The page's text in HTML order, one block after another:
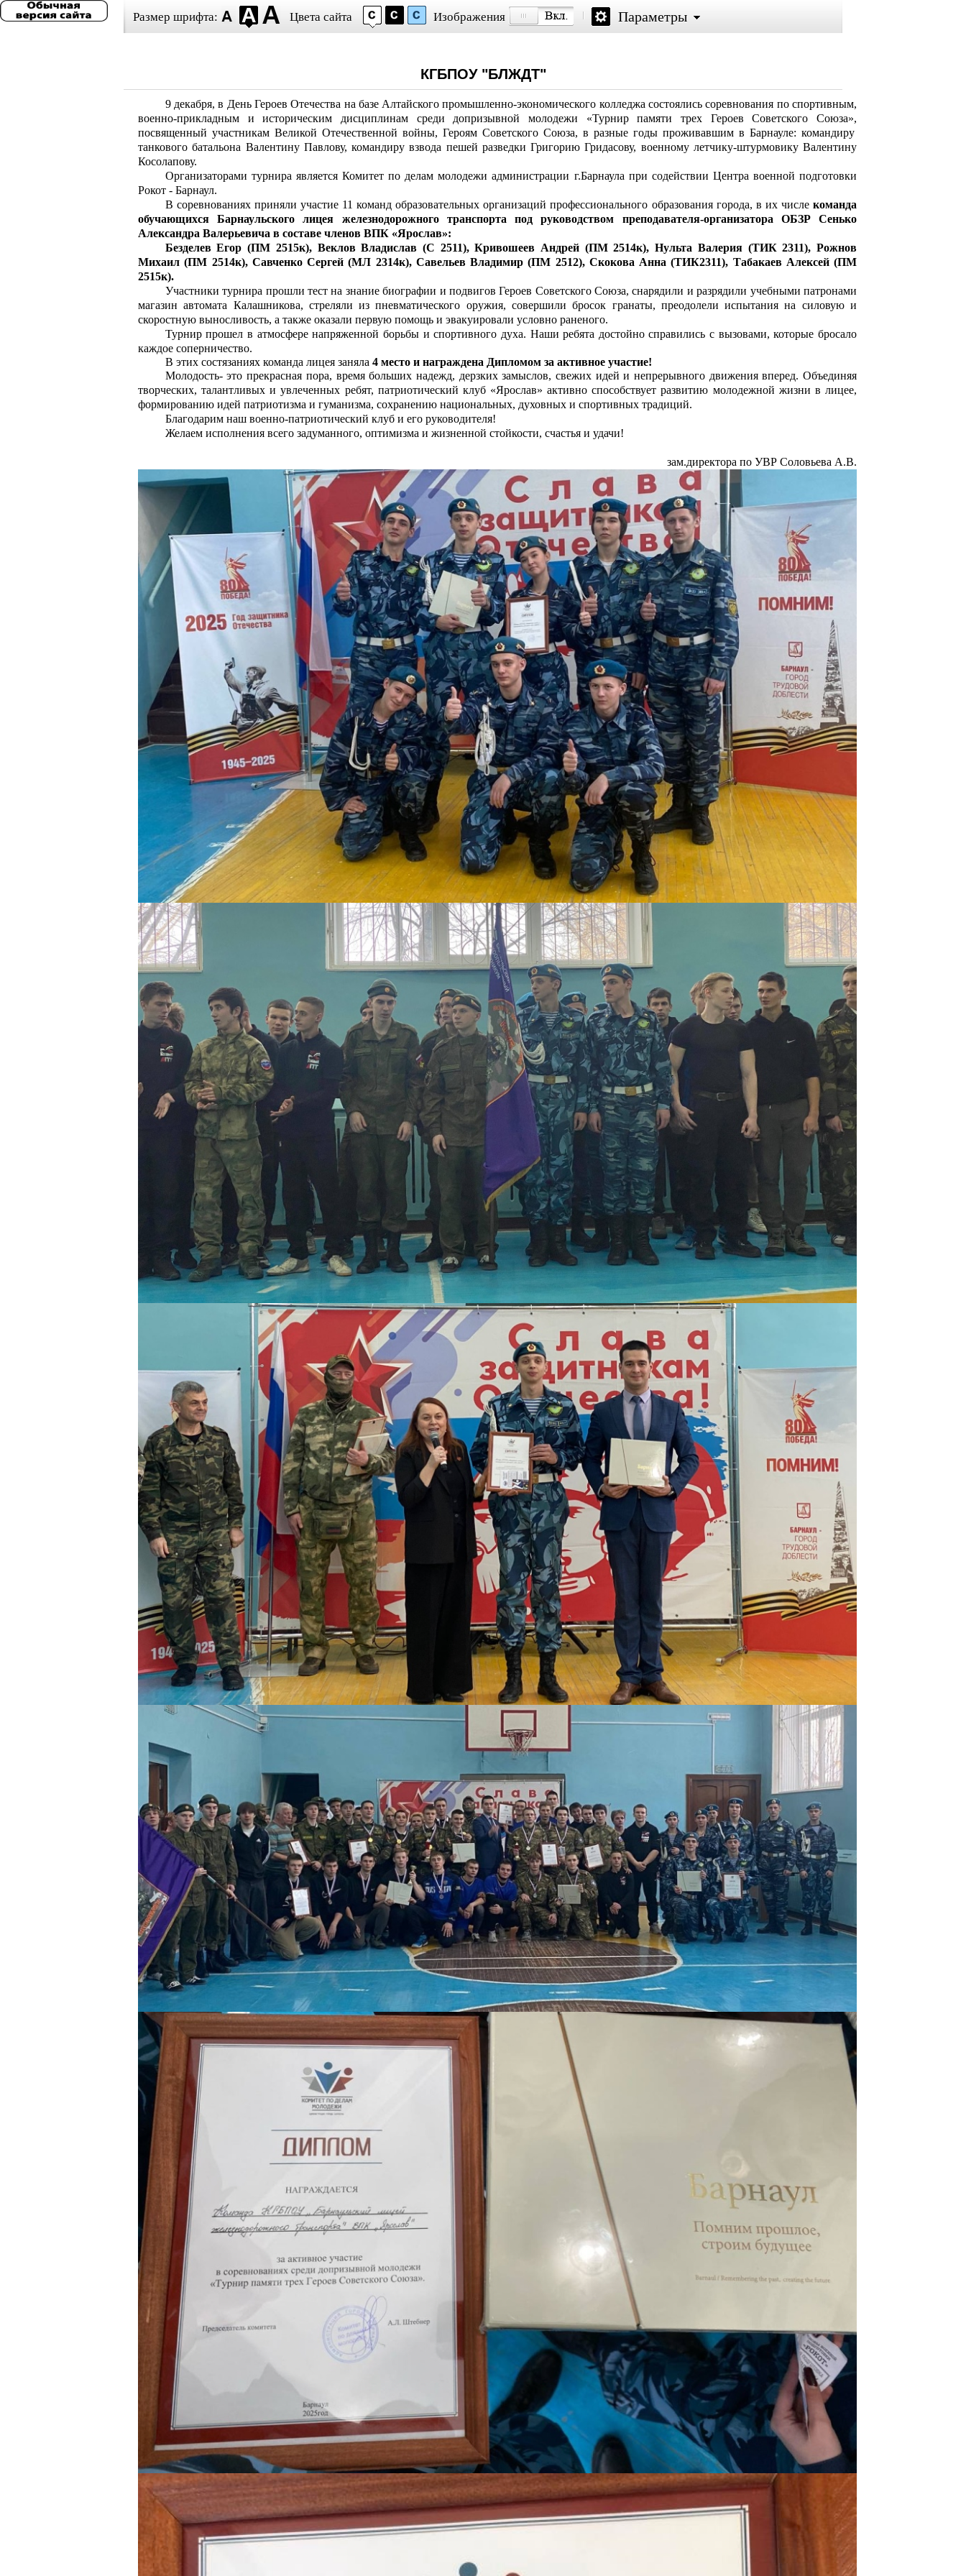
Размер шрифта: Цвета сайта Изображения Параметры
КГБПОУ "БЛЖДТ"
9 декабря, в День Героев Отечества на базе Алтайского промышленно-экономического колледжа состоялись соревнования по спортивным,
военно-прикладным и историческим дисциплинам среди допризывной молодежи «Турнир памяти трех Героев Советского Союза»,
посвященный участникам Великой Отечественной войны, Героям Советского Союза, в разные годы проживавшим в Барнауле: командиру
танкового батальона Валентину Павлову, командиру взвода пешей разведки Григорию Гридасову, военному летчику-штурмовику Валентину
Косолапову.
Организаторами турнира является Комитет по делам молодежи администрации г.Барнаула при содействии Центра военной подготовки
Рокот - Барнаул.
В соревнованиях приняли участие 11 команд образовательных организаций профессионального образования города, в их числе команда
обучающихся Барнаульского лицея железнодорожного транспорта под руководством преподавателя-организатора ОБЗР Сенько
Александра Валерьевича в составе членов ВПК «Ярослав»:
Безделев Егор (ПМ 2515к), Веклов Владислав (С 2511), Кривошеев Андрей (ПМ 2514к), Нульта Валерия (ТИК 2311), Рожнов
Михаил (ПМ 2514к), Савченко Сергей (МЛ 2314к), Савельев Владимир (ПМ 2512), Скокова Анна (ТИК2311), Табакаев Алексей (ПМ
2515к).
Участники турнира прошли тест на знание биографии и подвигов Героев Советского Союза, снарядили и разрядили учебными патронами
магазин автомата Калашникова, стреляли из пневматического оружия, совершили бросок гранаты, преодолели испытания на силовую и
скоростную выносливость, а также оказали первую помощь и эвакуировали условно раненого.
Турнир прошел в атмосфере напряженной борьбы и спортивного духа. Наши ребята достойно справились с вызовами, которые бросало
каждое соперничество.
В этих состязаниях команда лицея заняла 4 место и награждена Дипломом за активное участие!
Молодость- это прекрасная пора, время больших надежд, дерзких замыслов, свежих идей и непрерывного движения вперед. Объединяя
творческих, талантливых и увлеченных ребят, патриотический клуб «Ярослав» активно способствует развитию молодежной жизни в лицее,
формированию идей патриотизма и гуманизма, сохранению национальных, духовных и спортивных традиций.
Благодарим наш военно-патриотический клуб и его руководителя!
Желаем исполнения всего задуманного, оптимизма и жизненной стойкости, счастья и удачи!
зам.директора по УВР Соловьева А.В.